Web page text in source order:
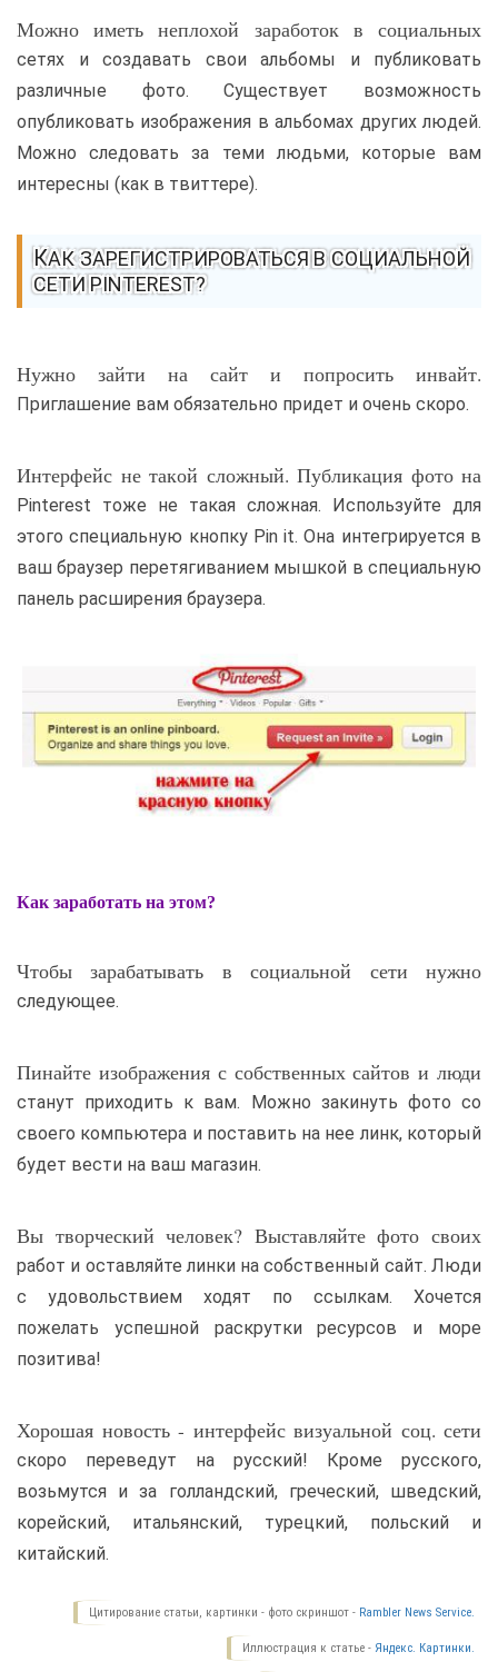
Можно иметь неплохой заработок в социальных
сетях и создавать свои альбомы и публиковать
различные фото. Существует возможность
опубликовать изображения в альбомах других людей.
Можно следовать за теми людьми, которые вам
интересны (как в твиттере).
КАК ЗАРЕГИСТРИРОВАТЬСЯ В СОЦИАЛЬНОЙ
СЕТИ PINTEREST?
Нужно зайти на сайт и попросить инвайт.
Приглашение вам обязательно придет и очень скоро.
Интерфейс не такой сложный. Публикация фото на
Pinterest тоже не такая сложная. Используйте для
этого специальную кнопку Pin it. Она интегрируется в
ваш браузер перетягиванием мышкой в специальную
панель расширения браузера.
Как заработать на этом?
Чтобы зарабатывать в социальной сети нужно
следующее.
Пинайте изображения с собственных сайтов и люди
станут приходить к вам. Можно закинуть фото со
своего компьютера и поставить на нее линк, который
будет вести на ваш магазин.
Вы творческий человек? Выставляйте фото своих
работ и оставляйте линки на собственный сайт. Люди
с удовольствием ходят по ссылкам. Хочется
пожелать успешной раскрутки ресурсов и море
позитива!
Хорошая новость - интерфейс визуальной соц. сети
скоро переведут на русский! Кроме русского,
возьмутся и за голландский, греческий, шведский,
корейский, итальянский, турецкий, польский и
китайский.
Цитирование статьи, картинки - фото скриншот - Rambler News Service.
Иллюстрация к статье - Яндекс. Картинки.